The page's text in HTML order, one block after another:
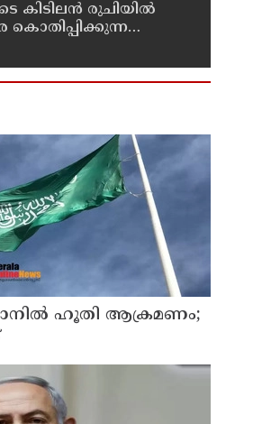
കിടിലൻ രുചിയിൽ
കൊതിപ്പിക്കുന്ന
ഹൂതി ആക്രമണം;